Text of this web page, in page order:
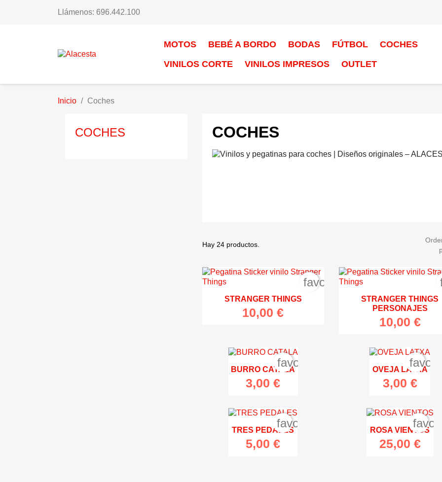
Llámenos: 696.442.100
MOTOS BEBÉ A BORDO BODAS FÚTBOL
COCHES
VINILOS CORTE
VINILOS IMPRESOS OUTLET
Inicio Coches
COCHES COCHES
Hay 24 productos.
STRANGER THINGS
10,00 €
favorite_border
STRANGER THINGS
PERSONAJES
10,00 €
BURRO CATALA
3,00 €
favorite_border
OVEJA LATXA
3,00 €
TRES PEDALES
5,00 €
favorite_border
ROSA VIENTOS
25,00 €